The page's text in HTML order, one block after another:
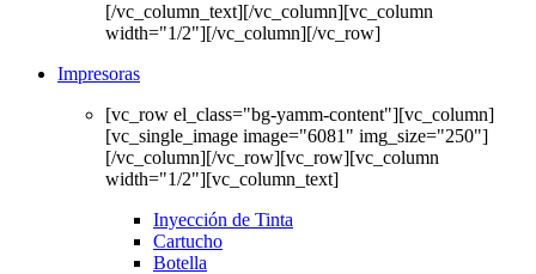
[/vc_column_text][/vc_column][vc_column
width="1/2"][/vc_column][/vc_row]
Impresoras
[vc_row el_class="bg-yamm-content"][vc_column]
[vc_single_image image="6081" img_size="250"]
[/vc_column][/vc_row][vc_row][vc_column
width="1/2"][vc_column_text]
Inyección de Tinta
Cartucho
Botella